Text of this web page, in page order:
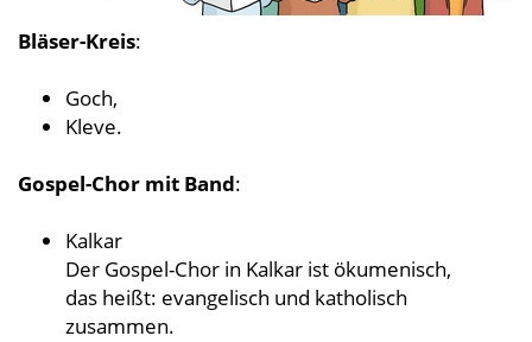
Bläser-Kreis:
Goch,
Kleve.
Gospel-Chor mit Band:
Kalkar
Der Gospel-Chor in Kalkar ist ökumenisch,
das heißt: evangelisch und katholisch
zusammen.